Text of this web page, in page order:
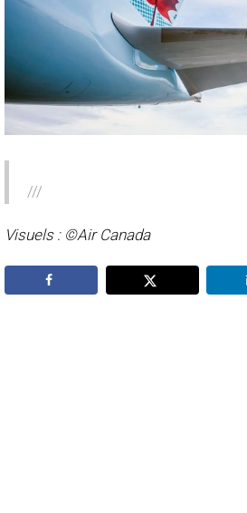
///
Visuels : ©Air Canada